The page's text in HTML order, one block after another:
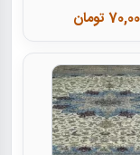
تومان